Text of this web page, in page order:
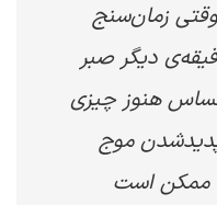
زمان‌سنج
دیگر صبر
هنوز چیزی
موج
ممکن است